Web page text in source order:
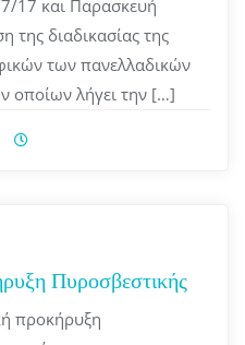
17 και Παρασκευή
της διαδικασίας της
των πανελλαδικών
οποίων λήγει την […]
Πυροσβεστικής
προκήρυξη